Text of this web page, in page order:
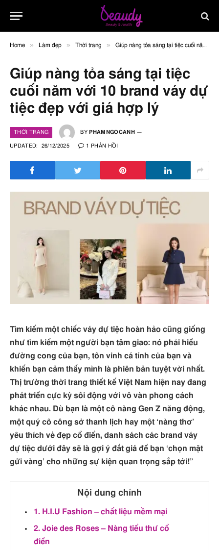
Home » Làm đẹp » Thời trang » Giúp nàng tỏa sáng tại tiệc cuối năm với 10 brand váy dự tiệc đẹp với giá hợp lý
Giúp nàng tỏa sáng tại tiệc
cuối năm với 10 brand váy dự
tiệc đẹp với giá hợp lý
THỜI TRANG BY PHAMNGOCANH
UPDATED: 26/12/2025 1 PHẢN HỒI
Tìm kiếm một chiếc váy dự tiệc hoàn hảo cũng giống
như tìm kiếm một người bạn tâm giao: nó phải hiểu
đường cong của bạn, tôn vinh cá tính của bạn và
khiến bạn cảm thấy mình là phiên bản tuyệt vời nhất.
Thị trường thời trang thiết kế Việt Nam hiện nay đang
phát triển cực kỳ sôi động với vô vàn phong cách
khác nhau. Dù bạn là một cô nàng Gen Z năng động,
một quý cô công sở thanh lịch hay một ‘nàng thơ’
yêu thích vẻ đẹp cổ điển, danh sách các brand váy
dự tiệc dưới đây sẽ là gợi ý đắt giá để bạn ‘chọn mặt
gửi vàng’ cho những sự kiện quan trọng sắp tới!”
Nội dung chính
1. H.I.U Fashion – chất liệu mềm mại
2. Joie des Roses – Nàng tiểu thư cổ
điển